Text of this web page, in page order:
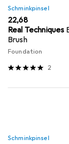
Schminkpinsel
EUR
22,68
Real Techniques
Brush
Foundation
2
Schminkpinsel